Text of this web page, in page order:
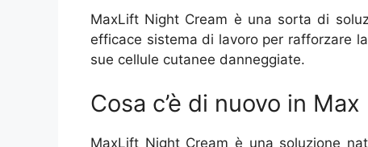
MaxLift Night Cream è una sorta di
efficace sistema di lavoro per rafforzare
sue cellule cutanee danneggiate.
Cosa c’è di nuovo in
MaxLift Night Cream è una soluzione